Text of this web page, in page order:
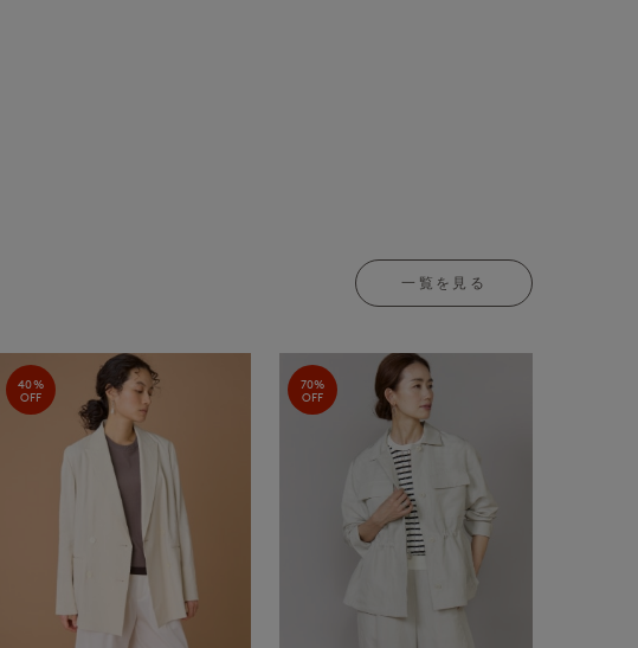
一覧を見る
40%
OFF
70%
OFF